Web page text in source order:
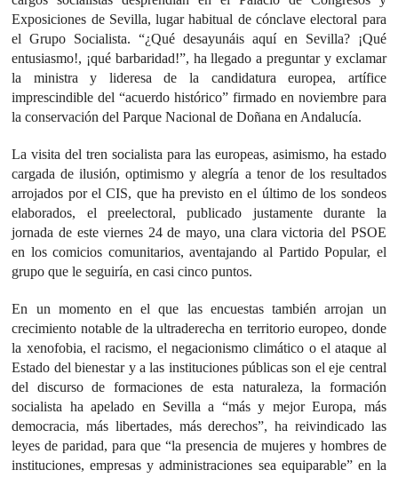
Exposiciones de Sevilla, lugar habitual de cónclave electoral para
el Grupo Socialista. “¿Qué desayunáis aquí en Sevilla? ¡Qué
entusiasmo!, ¡qué barbaridad!”, ha llegado a preguntar y exclamar
la ministra y lideresa de la candidatura europea, artífice
imprescindible del “acuerdo histórico” firmado en noviembre para
la conservación del Parque Nacional de Doñana en Andalucía.
La visita del tren socialista para las europeas, asimismo, ha estado
cargada de ilusión, optimismo y alegría a tenor de los resultados
arrojados por el CIS, que ha previsto en el último de los sondeos
elaborados, el preelectoral, publicado justamente durante la
jornada de este viernes 24 de mayo, una clara victoria del PSOE
en los comicios comunitarios, aventajando al Partido Popular, el
grupo que le seguiría, en casi cinco puntos.
En un momento en el que las encuestas también arrojan un
crecimiento notable de la ultraderecha en territorio europeo, donde
la xenofobia, el racismo, el negacionismo climático o el ataque al
Estado del bienestar y a las instituciones públicas son el eje central
del discurso de formaciones de esta naturaleza, la formación
socialista ha apelado en Sevilla a “más y mejor Europa, más
democracia, más libertades, más derechos”, ha reivindicado las
leyes de paridad, para que “la presencia de mujeres y hombres de
instituciones, empresas y administraciones sea equiparable” en la